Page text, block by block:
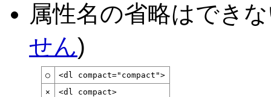
属性名の省略はでき
せん)
○
<dl compact="compact">
×
<dl compact>